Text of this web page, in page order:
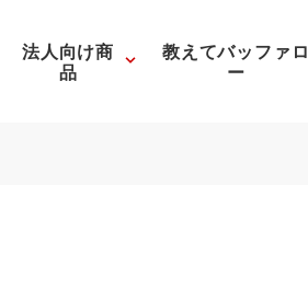
法人向け商
品
教えてバッファロ
ー